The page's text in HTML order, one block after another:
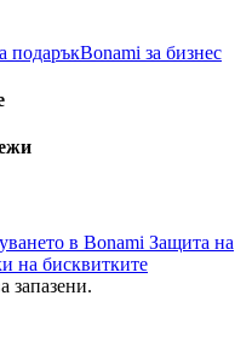
подаръкBonami за бизнес
в Bonami Защита на
на бисквитките
запазени.